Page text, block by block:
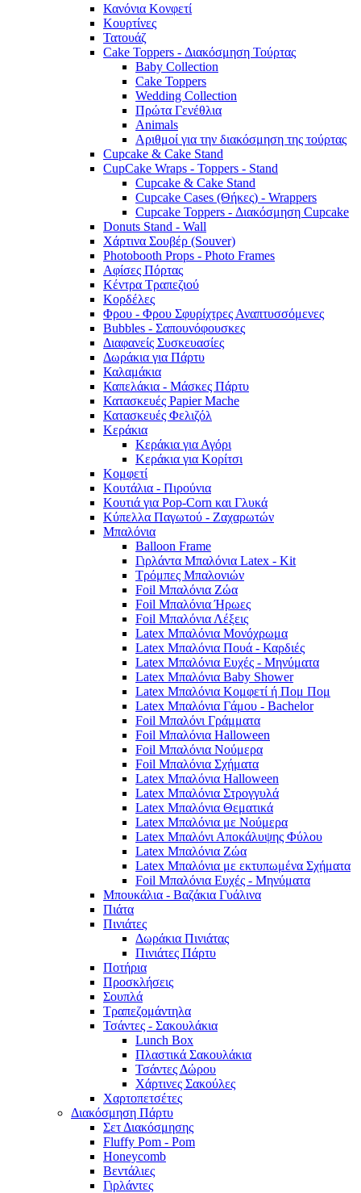
Κανόνια Κονφετί
Κουρτίνες
Τατουάζ
Cake Toppers - Διακόσμηση Τούρτας
Baby Collection
Cake Toppers
Wedding Collection
Πρώτα Γενέθλια
Animals
Αριθμοί για την διακόσμηση της τούρτας
Cupcake & Cake Stand
CupCake Wraps - Toppers - Stand
Cupcake & Cake Stand
Cupcake Cases (Θήκες) - Wrappers
Cupcake Toppers - Διακόσμηση Cupcake
Donuts Stand - Wall
Χάρτινα Σουβέρ (Souver)
Photobooth Props - Photo Frames
Αφίσες Πόρτας
Κέντρα Τραπεζιού
Κορδέλες
Φρου - Φρου Σφυρίχτρες Αναπτυσσόμενες
Bubbles - Σαπουνόφουσκες
Διαφανείς Συσκευασίες
Δωράκια για Πάρτυ
Καλαμάκια
Καπελάκια - Μάσκες Πάρτυ
Κατασκευές Papier Mache
Κατασκευές Φελιζόλ
Κεράκια
Κεράκια για Αγόρι
Κεράκια για Κορίτσι
Κομφετί
Κουτάλια - Πιρούνια
Κουτιά για Pop-Corn και Γλυκά
Κύπελλα Παγωτού - Ζαχαρωτών
Μπαλόνια
Balloon Frame
Γιρλάντα Μπαλόνια Latex - Kit
Τρόμπες Μπαλονιών
Foil Μπαλόνια Ζώα
Foil Μπαλόνια Ήρωες
Foil Μπαλόνια Λέξεις
Latex Μπαλόνια Μονόχρωμα
Latex Μπαλόνια Πουά - Καρδιές
Latex Μπαλόνια Ευχές - Μηνύματα
Latex Μπαλόνια Baby Shower
Latex Μπαλόνια Κομφετί ή Πομ Πομ
Latex Μπαλόνια Γάμου - Bachelor
Foil Μπαλόνι Γράμματα
Foil Μπαλόνια Halloween
Foil Μπαλόνια Νούμερα
Foil Μπαλόνια Σχήματα
Latex Μπαλόνια Halloween
Latex Μπαλόνια Στρογγυλά
Latex Μπαλόνια Θεματικά
Latex Μπαλόνια με Νούμερα
Latex Μπαλόνι Αποκάλυψης Φύλου
Latex Μπαλόνια Ζώα
Latex Μπαλόνια με εκτυπωμένα Σχήματα
Foil Μπαλόνια Ευχές - Μηνύματα
Μπουκάλια - Βαζάκια Γυάλινα
Πιάτα
Πινιάτες
Δωράκια Πινιάτας
Πινιάτες Πάρτυ
Ποτήρια
Προσκλήσεις
Σουπλά
Τραπεζομάντηλα
Τσάντες - Σακουλάκια
Lunch Box
Πλαστικά Σακουλάκια
Τσάντες Δώρου
Χάρτινες Σακούλες
Χαρτοπετσέτες
Διακόσμηση Πάρτυ
Σετ Διακόσμησης
Fluffy Pom - Pom
Honeycomb
Βεντάλιες
Γιρλάντες